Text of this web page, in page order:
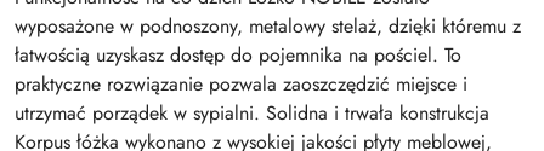
wyposażone w podnoszony, metalowy stelaż, dzięki któremu z
łatwością uzyskasz dostęp do pojemnika na pościel. To
praktyczne rozwiązanie pozwala zaoszczędzić miejsce i
utrzymać porządek w sypialni. Solidna i trwała konstrukcja
Korpus łóżka wykonano z wysokiej jakości płyty meblowej,